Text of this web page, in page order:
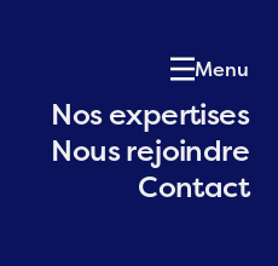
Menu
Nos expertises
Nous rejoindre
Contact